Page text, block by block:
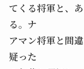
てくる将軍と、
る。ナ
アマン将軍と間
疑った